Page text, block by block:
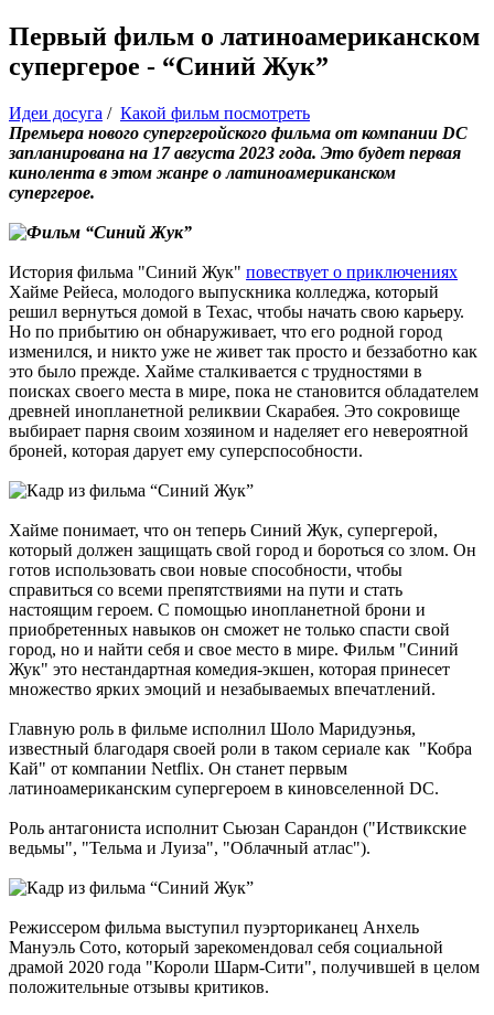
Первый фильм о латиноамериканском
супергерое - “Синий Жук”
Идеи досуга / Какой фильм посмотреть
Премьера нового супергеройского фильма от компании DC
запланирована на 17 августа 2023 года. Это будет первая
кинолента в этом жанре о латиноамериканском
супергерое.
История фильма "Синий Жук" повествует о приключениях
Хайме Рейеса, молодого выпускника колледжа, который
решил вернуться домой в Техас, чтобы начать свою карьеру.
Но по прибытию он обнаруживает, что его родной город
изменился, и никто уже не живет так просто и беззаботно как
это было прежде. Хайме сталкивается с трудностями в
поисках своего места в мире, пока не становится обладателем
древней инопланетной реликвии Скарабея. Это сокровище
выбирает парня своим хозяином и наделяет его невероятной
броней, которая дарует ему суперспособности.
Хайме понимает, что он теперь Синий Жук, супергерой,
который должен защищать свой город и бороться со злом. Он
готов использовать свои новые способности, чтобы
справиться со всеми препятствиями на пути и стать
настоящим героем. С помощью инопланетной брони и
приобретенных навыков он сможет не только спасти свой
город, но и найти себя и свое место в мире. Фильм "Синий
Жук" это нестандартная комедия-экшен, которая принесет
множество ярких эмоций и незабываемых впечатлений.
Главную роль в фильме исполнил Шоло Маридуэнья,
известный благодаря своей роли в таком сериале как "Кобра
Кай" от компании Netflix. Он станет первым
латиноамериканским супергероем в киновселенной DC.
Роль антагониста исполнит Сьюзан Сарандон ("Иствикские
ведьмы", "Тельма и Луиза", "Облачный атлас").
Режиссером фильма выступил пуэрториканец Анхель
Мануэль Сото, который зарекомендовал себя социальной
драмой 2020 года "Короли Шарм-Сити", получившей в целом
положительные отзывы критиков.